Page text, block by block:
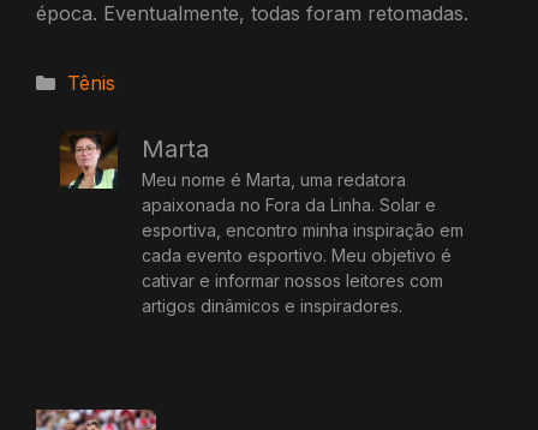
época. Eventualmente, todas foram retomadas.
Categorias
Tênis
Marta
Meu nome é Marta, uma redatora
apaixonada no Fora da Linha. Solar e
esportiva, encontro minha inspiração em
cada evento esportivo. Meu objetivo é
cativar e informar nossos leitores com
artigos dinâmicos e inspiradores.